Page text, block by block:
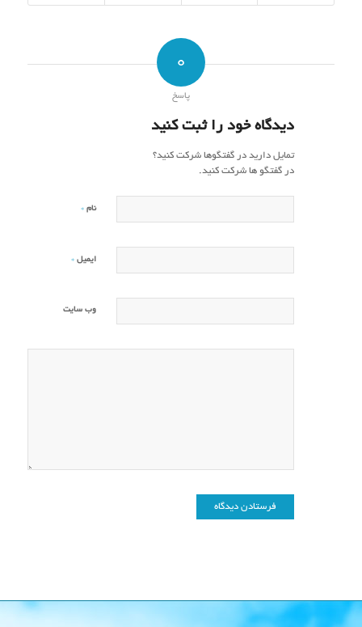
0
پاسخ
دیدگاه خود را ثبت کنید
تمایل دارید در گفتگوها شرکت کنید؟
در گفتگو ها شرکت کنید.
نام *
ایمیل *
وب‌ سایت